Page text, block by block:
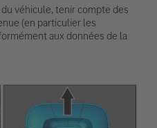
véhicule, tenir compte des
(en particulier les
aux données de la